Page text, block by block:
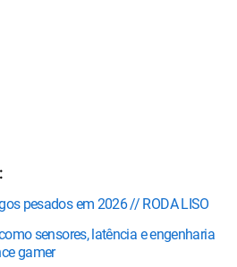
pesados em 2026 // RODA LISO
sensores, latência e engenharia
gamer